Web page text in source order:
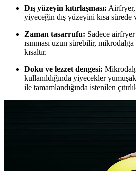
Dış yüzeyin kıtırlaşması: Airfryer,
yiyeceğin dış yüzeyini kısa sürede
Zaman tasarrufu: Sadece airfryer
ısınması uzun sürebilir,
kısaltır.
Doku ve lezzet dengesi:
kullanıldığında yiyecekler
ile tamamlandığında istenilen